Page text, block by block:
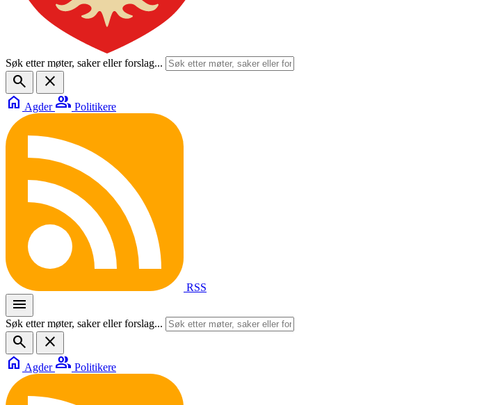
Søk etter møter, saker eller forslag...
search
close
home Agder group Politikere
RSS
menu
Søk etter møter, saker eller forslag...
search
close
home Agder group Politikere